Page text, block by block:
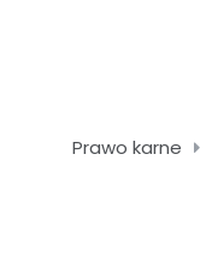
Prawo karne